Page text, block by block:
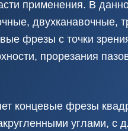
применения. В
двухканавочные,
фрезы с точки
прорезания
концевые фрезы
углами, с